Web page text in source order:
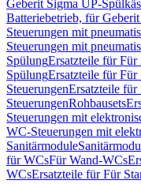
Geberit Sigma UP-
Batteriebetrieb, für
Steuerungen mit
Steuerungen mit
SpülungErsatzteile für
SpülungErsatzteile für
SteuerungenErsatzteile
SteuerungenRohbausets
Steuerungen mit
WC-Steuerungen mit
Sanitärmodule
für WCsFür Wand-WCs
WCsErsatzteile für Für